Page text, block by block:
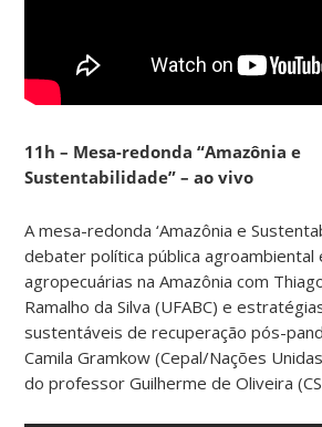
11h – Mesa-redonda “Amazônia e
Sustentabilidade” – ao vivo
A mesa-redonda ‘Amazônia e
debater política pública agroambiental
agropecuárias na Amazônia com
Ramalho da Silva (UFABC) e
sustentáveis de recuperação pós-
Camila Gramkow (Cepal/Nações
do professor Guilherme de Oliveira